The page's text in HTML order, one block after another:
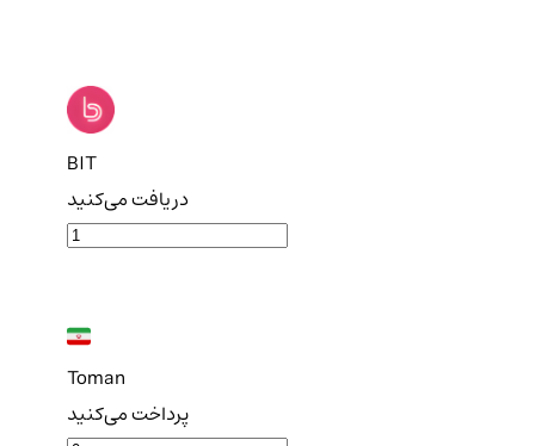
BIT
دریافت می‌کنید
Toman
پرداخت می‌کنید